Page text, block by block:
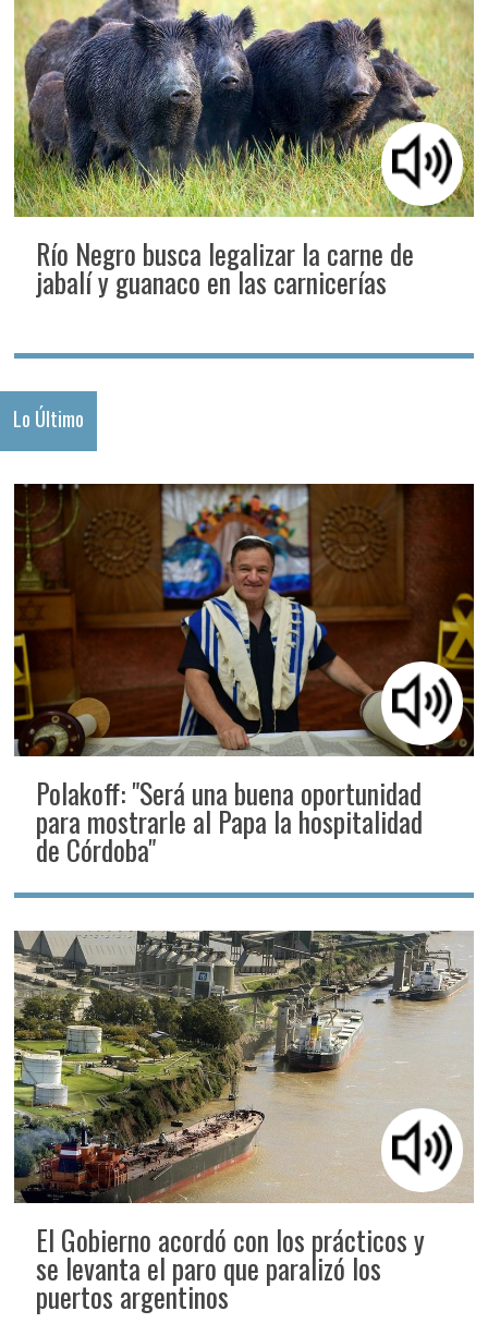
Río Negro busca legalizar la carne de
jabalí y guanaco en las carnicerías
Lo Último
Polakoff: "Será una buena oportunidad
para mostrarle al Papa la hospitalidad
de Córdoba"
El Gobierno acordó con los prácticos y
se levanta el paro que paralizó los
puertos argentinos